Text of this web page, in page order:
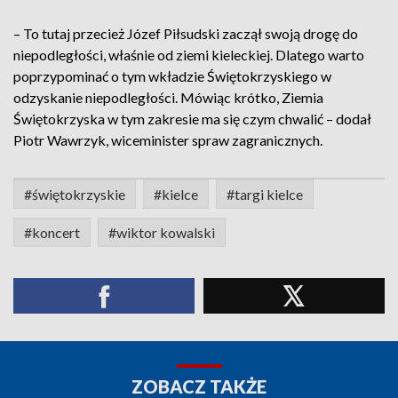
– To tutaj przecież Józef Piłsudski zaczął swoją drogę do
niepodległości, właśnie od ziemi kieleckiej. Dlatego warto
poprzypominać o tym wkładzie Świętokrzyskiego w
odzyskanie niepodległości. Mówiąc krótko, Ziemia
Świętokrzyska w tym zakresie ma się czym chwalić – dodał
Piotr Wawrzyk, wiceminister spraw zagranicznych.
#świętokrzyskie #kielce #targi kielce
#koncert #wiktor kowalski
ZOBACZ TAKŻE